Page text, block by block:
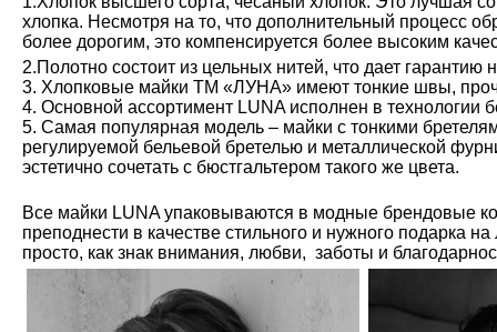
хлопка. Несмотря на то, что дополнительный процесс
более дорогим, это компенсируется более высоким
2.Полотно состоит из цельных нитей, что дает гарантию
3. Хлопковые майки ТМ «ЛУНА» имеют тонкие швы,
4. Основной ассортимент LUNA исполнен в технологии
5. Самая популярная модель – майки с тонкими
регулируемой бельевой бретелью и металлической
эстетично сочетать с бюстгальтером такого же цвета.
Все майки LUNA упаковываются в модные брендовые
преподнести в качестве стильного и нужного подарка
просто, как знак внимания, любви, заботы и